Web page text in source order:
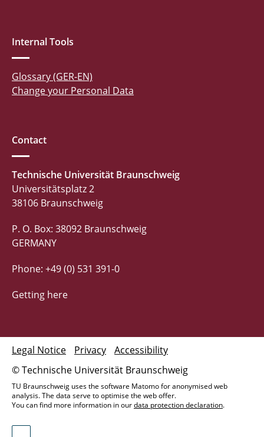
Internal Tools
Glossary (GER-EN)
Change your Personal Data
Contact
Technische Universität Braunschweig
Universitätsplatz 2
38106 Braunschweig
P. O. Box: 38092 Braunschweig
GERMANY
Phone: +49 (0) 531 391-0
Getting here
© Technische Universität Braunschweig
Legal Notice Privacy Accessibility
TU Braunschweig uses the software Matomo for anonymised web
analysis. The data serve to optimise the web offer.
You can find more information in ourdata protection declaration.